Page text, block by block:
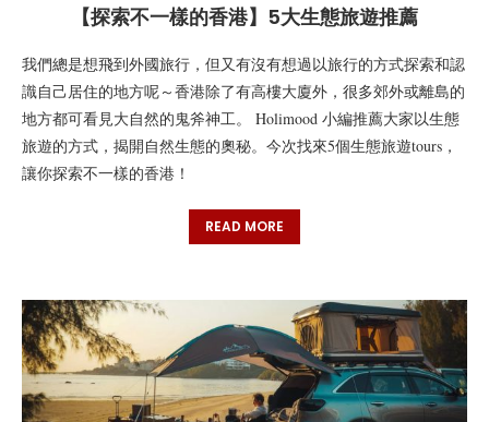
【探索不一樣的香港】5大生態旅遊推薦
我們總是想飛到外國旅行，但又有沒有想過以旅行的方式探索和認
識自己居住的地方呢～香港除了有高樓大廈外，很多郊外或離島的
地方都可看見大自然的鬼斧神工。 Holimood 小編推薦大家以生態
旅遊的方式，揭開自然生態的奧秘。今次找來5個生態旅遊tours，
讓你探索不一樣的香港！
READ MORE